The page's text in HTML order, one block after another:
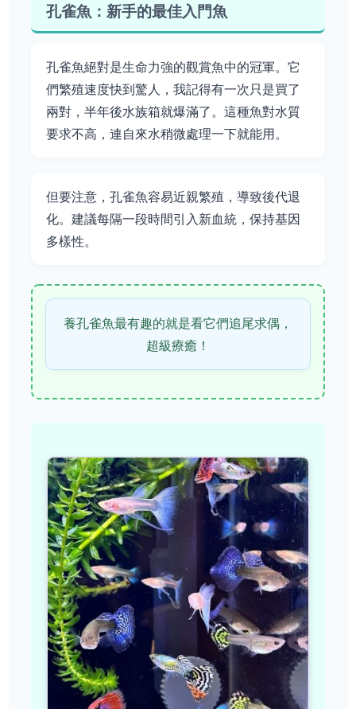
孔雀魚：新手的最佳入門魚
孔雀魚絕對是生命力強的觀賞魚中的冠軍。它
們繁殖速度快到驚人，我記得有一次只是買了
兩對，半年後水族箱就爆滿了。這種魚對水質
要求不高，連自來水稍微處理一下就能用。
但要注意，孔雀魚容易近親繁殖，導致後代退
化。建議每隔一段時間引入新血統，保持基因
多樣性。
養孔雀魚最有趣的就是看它們追尾求偶，
超級療癒！